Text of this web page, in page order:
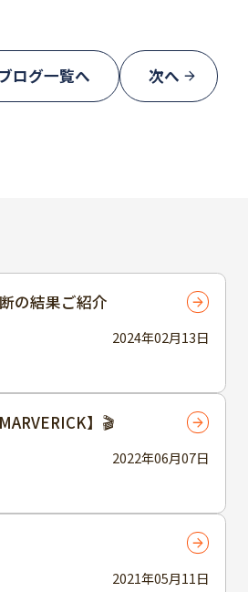
ログ一覧へ 次へ
2024年02月13日
の結果ご紹介
2022年06月07日
】🎬
2021年05月11日